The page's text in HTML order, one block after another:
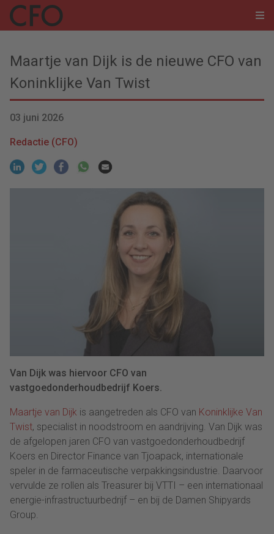
Maartje van Dijk is de nieuwe CFO van
Koninklijke Van Twist
03 juni 2026
Redactie (CFO)
Van Dijk was hiervoor CFO van
vastgoedonderhoudbedrijf Koers.
Maartje van Dijk is aangetreden als CFO van Koninklijke Van
Twist, specialist in noodstroom en aandrijving. Van Dijk was
de afgelopen jaren CFO van vastgoedonderhoudbedrijf
Koers en Director Finance van Tjoapack, internationale
speler in de farmaceutische verpakkingsindustrie. Daarvoor
vervulde ze rollen als Treasurer bij VTTI – een internationaal
energie-infrastructuurbedrijf – en bij de Damen Shipyards
Group.